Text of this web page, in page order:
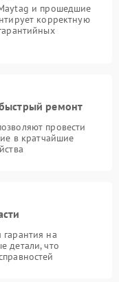
и прошедшие
корректную
ремонт
провести
в кратчайшие
на
детали, что